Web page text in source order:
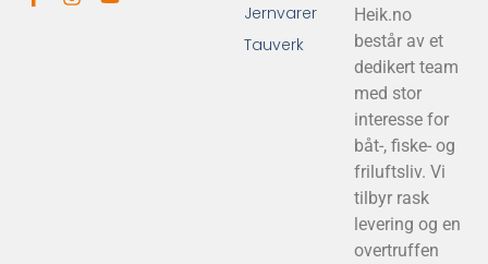
Heik.no
består av et
dedikert team
med stor
interesse for
båt-, fiske- og
friluftsliv. Vi
tilbyr rask
levering og en
overtruffen
Jernvarer
Tauverk